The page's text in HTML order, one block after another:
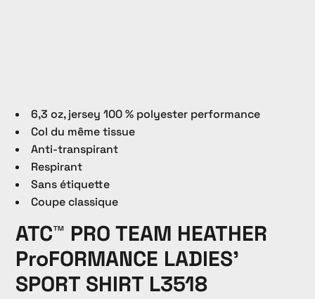
6,3 oz, jersey 100 % polyester performance
Col du même tissue
Anti-transpirant
Respirant
Sans étiquette
Coupe classique
ATC™ PRO TEAM HEATHER
ProFORMANCE LADIES'
SPORT SHIRT L3518